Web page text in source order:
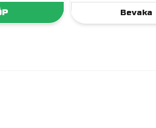
Bevaka